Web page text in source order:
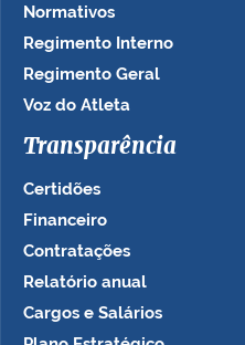
Normativos
Regimento Interno
Regimento Geral
Voz do Atleta
Transparência
Certidões
Financeiro
Contratações
Relatório anual
Cargos e Salários